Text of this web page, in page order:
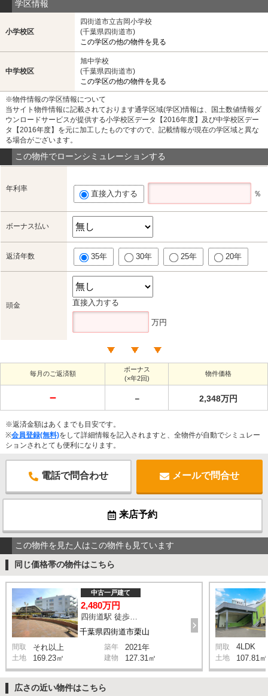
学区情報
小学校区
四街道市立吉岡小学校
(千葉県四街道市)
この学区の他の物件を見る
中学校区
旭中学校
(千葉県四街道市)
この学区の他の物件を見る
※物件情報の学区情報について
当サイト物件情報に記載されております通学区域(学区)情報は、国土数値情報ダ
ウンロードサービスが提供する小学校区データ【2016年度】及び中学校区デー
タ【2016年度】を元に加工したものですので、記載情報が現在の学区域と異な
る場合がございます。
この物件でローンシミュレーションする
年利率
直接入力する ％
ボーナス払い
返済年数 35年 30年 25年 20年
頭金 直接入力する
万円
毎月のご返済額
ボーナス
(×年2回)
物件価格
－ － 2,348万円
※返済金額はあくまでも目安です。
※会員登録(無料)をして詳細情報を記入されますと、全物件が自動でシミュレー
ションされとても便利になります。
電話で問合わせ メールで問合せ
来店予約
この物件を見た人はこの物件も見ています
同じ価格帯の物件はこちら
千葉県四街道市栗山
中古一戸建て
2,480万円
間取 それ以上 築年 2021年
土地 169.23㎡ 建物 127.31㎡
間取 4LDK
土地 107.81㎡
広さの近い物件はこちら